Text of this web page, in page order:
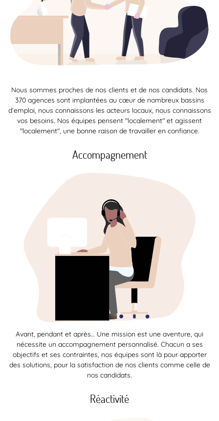
Nous sommes proches de nos clients et de nos candidats. Nos
370 agences sont implantées au cœur de nombreux bassins
d’emploi, nous connaissons les acteurs locaux, nous connaissons
vos besoins. Nos équipes pensent "localement" et agissent
"localement", une bonne raison de travailler en confiance.
Accompagnement
Avant, pendant et après… Une mission est une aventure, qui
nécessite un accompagnement personnalisé. Chacun a ses
objectifs et ses contraintes, nos équipes sont là pour apporter
des solutions, pour la satisfaction de nos clients comme celle de
nos candidats.
Réactivité